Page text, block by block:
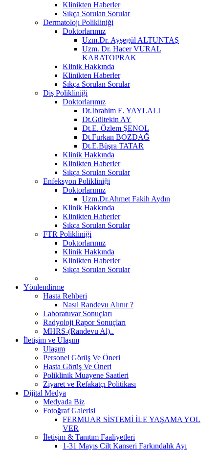
Klinikten Haberler
Sıkça Sorulan Sorular
Dermatolojı Polikliniği
Doktorlarımız
Uzm.Dr. Ayşegül ALTUNTAŞ
Uzm. Dr. Hacer VURAL
KARATOPRAK
Klinik Hakkında
Klinikten Haberler
Sıkça Sorulan Sorular
Diş Polikliniği
Doktorlarımız
Dt.İbrahim E. YAYLALI
Dt.Gültekin AY
Dt.E. Özlem ŞENOL
Dt.Furkan BOZDAĞ
Dt.E.Büşra TATAR
Klinik Hakkında
Klinikten Haberler
Sıkça Sorulan Sorular
Enfeksyon Polikliniği
Doktorlarımız
Uzm.Dr.Ahmet Fakih Aydın
Klinik Hakkında
Klinikten Haberler
Sıkça Sorulan Sorular
FTR Polikliniği
Doktorlarımız
Klinik Hakkında
Klinikten Haberler
Sıkça Sorulan Sorular
Yönlendirme
Hasta Rehberi
Nasıl Randevu Alınır ?
Laboratuvar Sonuçları
Radyoloji Rapor Sonuçları
MHRS-(Randevu Al)..
İletişim ve Ulaşım
Ulaşım
Personel Görüş Ve Öneri
Hasta Görüş Ve Öneri
Poliklinik Muayene Saatleri
Ziyaret ve Refakatçı Politikası
Dijital Medya
Medyada Biz
Fotoğraf Galerisi
FERMUAR SİSTEMİ İLE YAŞAMA YOL
VER
İletişim & Tanıtım Faaliyetleri
1-31 Mayıs Cilt Kanseri Farkındalık Ayı